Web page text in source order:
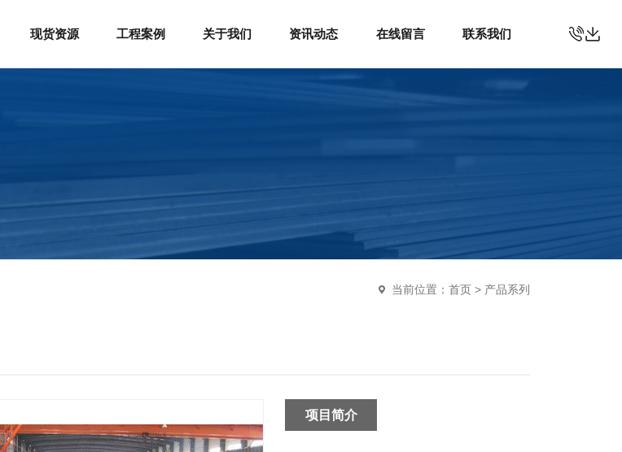
现货资源 工程案例 关于我们 资讯动态 在线留言 联系我们
当前位置： 首页> 产品系列
项目简介